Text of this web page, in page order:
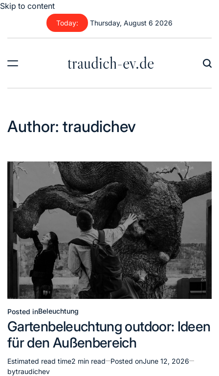
Skip to content
Today: Thursday, August 6 2026
traudich-ev.de
Author: traudichev
Posted inBeleuchtung
Gartenbeleuchtung outdoor: Ideen
für den Außenbereich
Estimated read time2 min read Posted onJune 12, 2026
bytraudichev